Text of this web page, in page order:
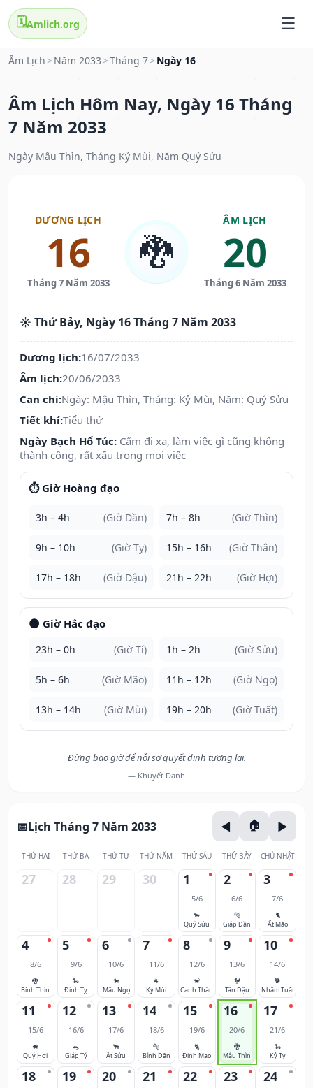
🗓️Amlich.org
Âm Lịch > Năm 2033 >Tháng 7> Ngày 16
Âm Lịch Hôm Nay, Ngày 16 Tháng
7 Năm 2033
Ngày Mậu Thìn, Tháng Kỷ Mùi, Năm Quý Sửu
DƯƠNG LỊCH
16
Tháng 7 Năm 2033
🐉
ÂM LỊCH
20
Tháng 6 Năm 2033
☀️ Thứ Bảy, Ngày 16 Tháng 7 Năm 2033
Dương lịch:16/07/2033
Âm lịch:20/06/2033
Can chi:Ngày: Mậu Thìn, Tháng: Kỷ Mùi, Năm: Quý Sửu
Tiết khí:Tiểu thử
Ngày Bạch Hổ Túc: Cấm đi xa, làm việc gì cũng không
thành công, rất xấu trong mọi việc
⏱️ Giờ Hoàng đạo
3h – 4h (Giờ Dần) 7h – 8h (Giờ Thìn)
9h – 10h (Giờ Tỵ) 15h – 16h (Giờ Thân)
17h – 18h (Giờ Dậu) 21h – 22h (Giờ Hợi)
🌑 Giờ Hắc đạo
23h – 0h (Giờ Tí) 1h – 2h (Giờ Sửu)
5h – 6h (Giờ Mão) 11h – 12h (Giờ Ngọ)
13h – 14h (Giờ Mùi) 19h – 20h (Giờ Tuất)
Đừng bao giờ để nỗi sợ quyết định tương lai.
— Khuyết Danh
Lịch Tháng 7 Năm 2033
THỨ HAI THỨ BA THỨ TƯ THỨ NĂM THỨ SÁU THỨ BẢY CHỦ NHẬT
27 28 29 30 1
5/6
🐂
Quý Sửu
2
6/6
🐅
Giáp Dần
3
7/6
🐈
Ất Mão
4
8/6
🐉
Bính Thìn
5
9/6
🐍
Đinh Tỵ
6
10/6
🐎
Mậu Ngọ
7
11/6
🐐
Kỷ Mùi
8
12/6
🐒
Canh Thân
9
13/6
🐓
Tân Dậu
10
14/6
🐕
Nhâm Tuất
11
15/6
🐖
Quý Hợi
12
16/6
🐀
Giáp Tý
13
17/6
🐂
Ất Sửu
14
18/6
🐅
Bính Dần
15
19/6
🐈
Đinh Mão
16
20/6
🐉
Mậu Thìn
17
21/6
🐍
Kỷ Tỵ
18 19 20 21 22 23 24